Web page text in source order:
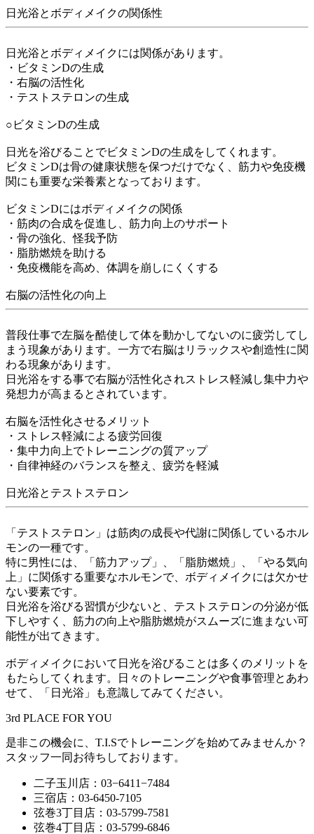
日光浴とボディメイクの関係性
日光浴とボディメイクには関係があります。
・ビタミンDの生成
・右脳の活性化
・テストステロンの生成
○ビタミンDの生成
日光を浴びることでビタミンDの生成をしてくれます。
ビタミンDは骨の健康状態を保つだけでなく、筋力や免疫機
関にも重要な栄養素となっております。
ビタミンDにはボディメイクの関係
・筋肉の合成を促進し、筋力向上のサポート
・骨の強化、怪我予防
・脂肪燃焼を助ける
・免疫機能を高め、体調を崩しにくくする
右脳の活性化の向上
普段仕事で左脳を酷使して体を動かしてないのに疲労してし
まう現象があります。一方で右脳はリラックスや創造性に関
わる現象があります。
日光浴をする事で右脳が活性化されストレス軽減し集中力や
発想力が高まるとされています。
右脳を活性化させるメリット
・ストレス軽減による疲労回復
・集中力向上でトレーニングの質アップ
・自律神経のバランスを整え、疲労を軽減
日光浴とテストステロン
「テストステロン」は筋肉の成長や代謝に関係しているホル
モンの一種です。
特に男性には、「筋力アップ」、「脂肪燃焼」、「やる気向
上」に関係する重要なホルモンで、ボディメイクには欠かせ
ない要素です。
日光浴を浴びる習慣が少ないと、テストステロンの分泌が低
下しやすく、筋力の向上や脂肪燃焼がスムーズに進まない可
能性が出てきます。
ボディメイクにおいて日光を浴びることは多くのメリットを
もたらしてくれます。日々のトレーニングや食事管理とあわ
せて、「日光浴」も意識してみてください。
3rd PLACE FOR YOU
是非この機会に、T.I.Sでトレーニングを始めてみませんか？
スタッフ一同お待ちしております。
二子玉川店：03−6411−7484
三宿店：03-6450-7105
弦巻3丁目店：03-5799-7581
弦巻4丁目店：03-5799-6846